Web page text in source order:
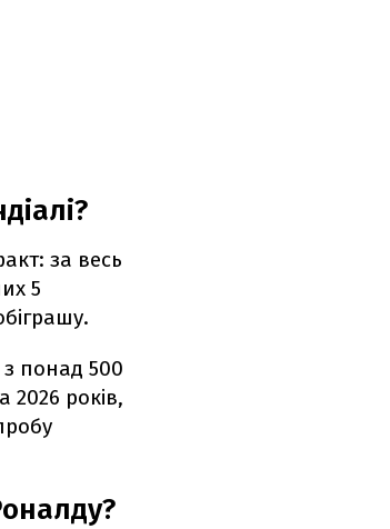
за весь
5
понад 500
2026 років,